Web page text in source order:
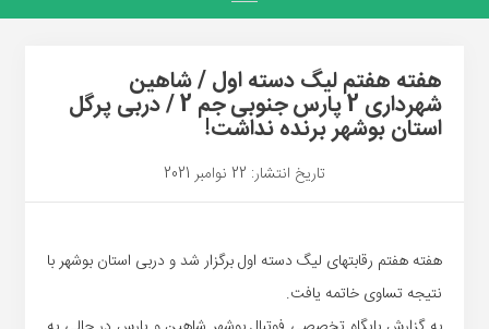
هفته هفتم لیگ دسته اول / شاهین
شهرداری 2 پارس جنوبی جم 2 / دربی پرگل
استان بوشهر برنده نداشت!
تاریخ انتشار: 22 نوامبر 2021
هفته هفتم رقابتهای لیگ دسته اول برگزار شد و دربی استان بوشهر با
نتیجه تساوی خاتمه یافت.